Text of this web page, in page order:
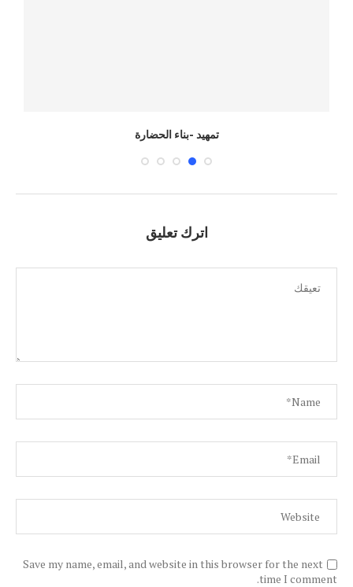
تمهيد -بناء الحضارة
اترك تعليق
Save my name, email, and website in this browser for the next
time I comment.